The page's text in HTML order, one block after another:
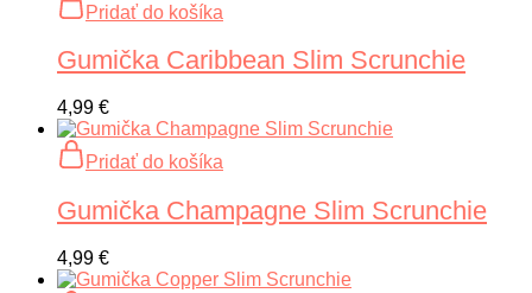
Pridať do košíka
Gumička Caribbean Slim Scrunchie
4,99 €
Pridať do košíka
Gumička Champagne Slim Scrunchie
4,99 €